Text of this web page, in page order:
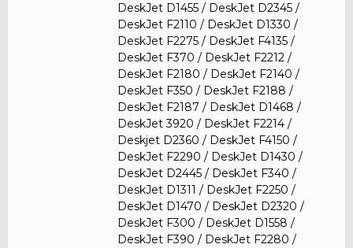
DeskJet D1455 / DeskJet D2345 /
DeskJet F2110 / DeskJet D1330 /
DeskJet F2275 / DeskJet F4135 /
DeskJet F370 / DeskJet F2212 /
DeskJet F2180 / DeskJet F2140 /
DeskJet F350 / DeskJet F2188 /
DeskJet F2187 / DeskJet D1468 /
DeskJet 3920 / DeskJet F2214 /
Deskjet D2360 / DeskJet F4150 /
DeskJet F2290 / DeskJet D1430 /
DeskJet D2445 / DeskJet F340 /
DeskJet D1311 / DeskJet F2250 /
DeskJet D1470 / DeskJet D2320 /
DeskJet F300 / DeskJet D1558 /
DeskJet F390 / DeskJet F2280 /